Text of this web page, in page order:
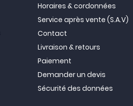
Horaires & cordonnées
Service après vente (S.A.V)
Contact
Livraison & retours
Paiement
Demander un devis
Sécurité des données